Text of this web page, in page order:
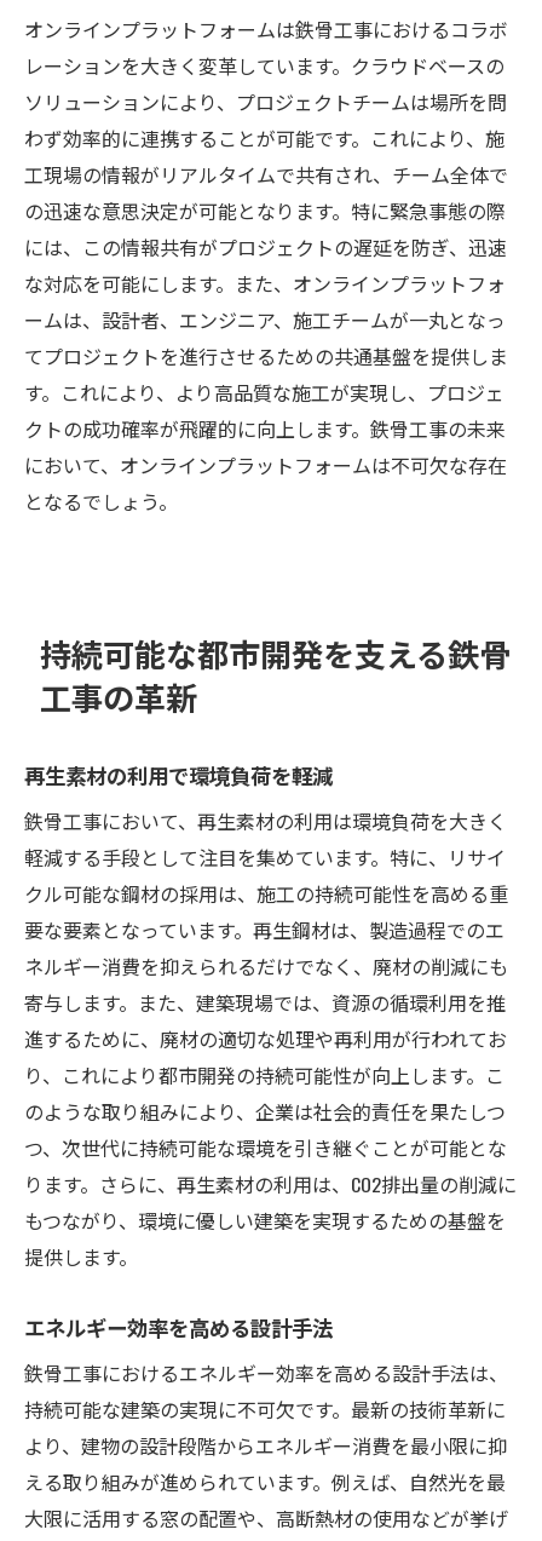
オンラインプラットフォームは鉄骨工事におけるコラボ
レーションを大きく変革しています。クラウドベースの
ソリューションにより、プロジェクトチームは場所を問
わず効率的に連携することが可能です。これにより、施
工現場の情報がリアルタイムで共有され、チーム全体で
の迅速な意思決定が可能となります。特に緊急事態の際
には、この情報共有がプロジェクトの遅延を防ぎ、迅速
な対応を可能にします。また、オンラインプラットフォ
ームは、設計者、エンジニア、施工チームが一丸となっ
てプロジェクトを進行させるための共通基盤を提供しま
す。これにより、より高品質な施工が実現し、プロジェ
クトの成功確率が飛躍的に向上します。鉄骨工事の未来
において、オンラインプラットフォームは不可欠な存在
となるでしょう。
持続可能な都市開発を支える鉄骨
工事の革新
再生素材の利用で環境負荷を軽減
鉄骨工事において、再生素材の利用は環境負荷を大きく
軽減する手段として注目を集めています。特に、リサイ
クル可能な鋼材の採用は、施工の持続可能性を高める重
要な要素となっています。再生鋼材は、製造過程でのエ
ネルギー消費を抑えられるだけでなく、廃材の削減にも
寄与します。また、建築現場では、資源の循環利用を推
進するために、廃材の適切な処理や再利用が行われてお
り、これにより都市開発の持続可能性が向上します。こ
のような取り組みにより、企業は社会的責任を果たしつ
つ、次世代に持続可能な環境を引き継ぐことが可能とな
ります。さらに、再生素材の利用は、CO2排出量の削減に
もつながり、環境に優しい建築を実現するための基盤を
提供します。
エネルギー効率を高める設計手法
鉄骨工事におけるエネルギー効率を高める設計手法は、
持続可能な建築の実現に不可欠です。最新の技術革新に
より、建物の設計段階からエネルギー消費を最小限に抑
える取り組みが進められています。例えば、自然光を最
大限に活用する窓の配置や、高断熱材の使用などが挙げ